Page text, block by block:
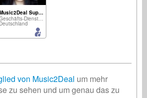
Music2Deal Support - Nora
Geschäfts-Dienstleistungen
Deutschland
von Music2Deal um mehr
zu sehen und um genau das zu